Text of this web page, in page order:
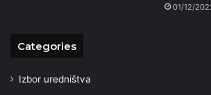
01/12/
Categories
Izbor uredništva